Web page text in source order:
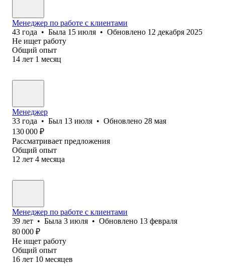
Менеджер по работе с клиентами
43 года • Была 15 июля • Обновлено 12 декабря 2025
Не ищет работу
Общий опыт
14 лет 1 месяц
Менеджер
33 года • Был 13 июля • Обновлено 28 мая
130 000 ₽
Рассматривает предложения
Общий опыт
12 лет 4 месяца
Менеджер по работе с клиентами
39 лет • Была 3 июля • Обновлено 13 февраля
80 000 ₽
Не ищет работу
Общий опыт
16 лет 10 месяцев